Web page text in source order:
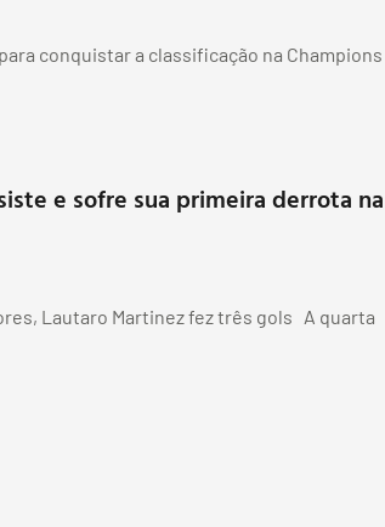
conquistar a classificação na Champions
e sofre sua primeira derrota na
Lautaro Martinez fez três gols A quarta